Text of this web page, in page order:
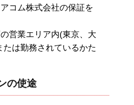
コム株式会社の保証を
営業エリア内(東京、大
たは勤務されているかた
の使途